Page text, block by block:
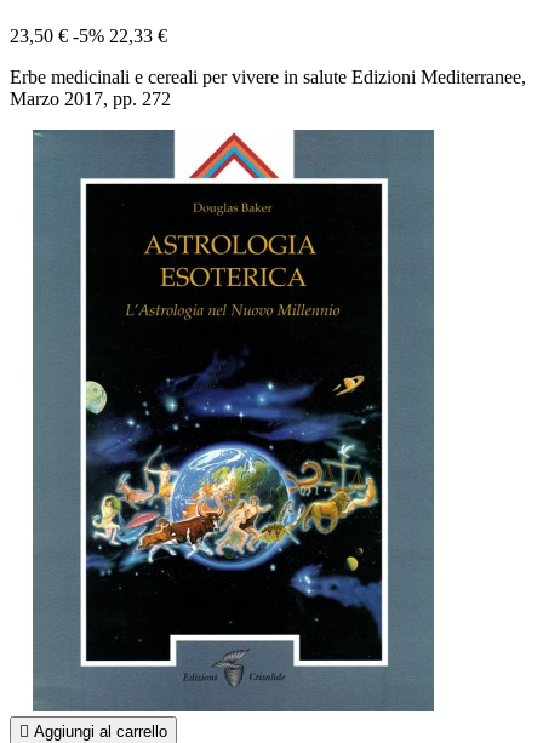
23,50 € -5% 22,33 €
Erbe medicinali e cereali per vivere in salute Edizioni Mediterranee,
Marzo 2017, pp. 272
 Aggiungi al carrello